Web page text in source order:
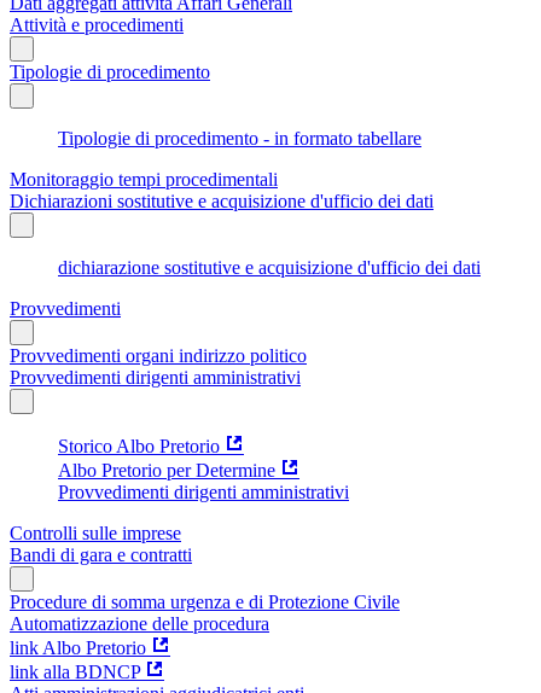
Attività e procedimenti
Tipologie di procedimento
Tipologie di procedimento - in formato tabellare
Monitoraggio tempi procedimentali
Dichiarazioni sostitutive e acquisizione d'ufficio dei dati
dichiarazione sostitutive e acquisizione d'ufficio dei dati
Provvedimenti
Provvedimenti organi indirizzo politico
Provvedimenti dirigenti amministrativi
Storico Albo Pretorio
Albo Pretorio per Determine
Provvedimenti dirigenti amministrativi
Controlli sulle imprese
Bandi di gara e contratti
Procedure di somma urgenza e di Protezione Civile
Automatizzazione delle procedura
link Albo Pretorio
link alla BDNCP